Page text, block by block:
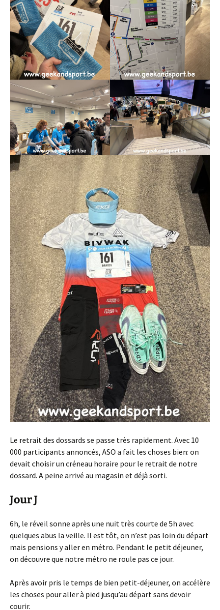
Le retrait des dossards se passe très rapidement. Avec 10
000 participants annoncés, ASO a fait les choses bien: on
devait choisir un créneau horaire pour le retrait de notre
dossard. A peine arrivé au magasin et déjà sorti.
Jour J
6h, le réveil sonne après une nuit très courte de 5h avec
quelques abus la veille. Il est tôt, on n’est pas loin du départ
mais pensions y aller en métro. Pendant le petit déjeuner,
on découvre que notre métro ne roule pas ce jour.
Après avoir pris le temps de bien petit-déjeuner, on accélère
les choses pour aller à pied jusqu’au départ sans devoir
courir.